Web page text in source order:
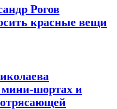
Рогов
красные вещи
мини-шортах и